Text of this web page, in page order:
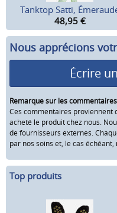
Tanktop Satti,
48,95 €
Nous apprécions
Écrire
Remarque sur les
Ces commentaires proviennent
acheté le produit chez nous.
de fournisseurs externes.
par nos soins et, le cas
Top produits